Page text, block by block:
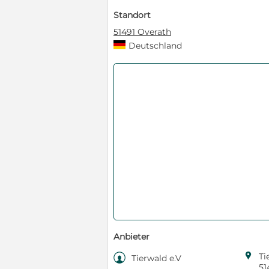
Standort
51491 Overath
Deutschland
Anbieter
 Tierwald e.V 